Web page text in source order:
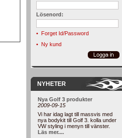
Lösenord:
• Forget Id/Password
• Ny kund
NYHETER
Nya Golf 3 produkter
2009-09-15
Vi har idag lagt till massvis med
nya bodykit till Golf 3. kolla under
VW styling i menyn till vänster.
Läs mer....